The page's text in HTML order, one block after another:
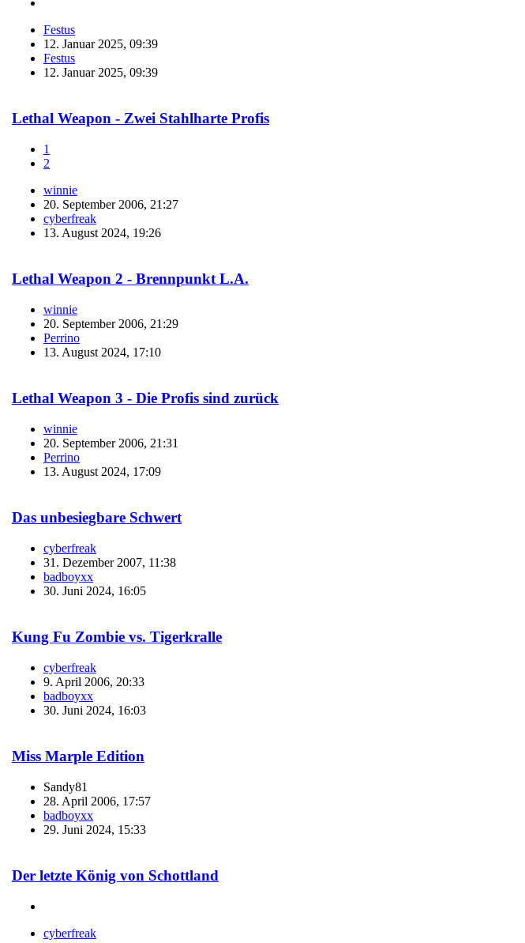
Festus
12. Januar 2025, 09:39
Festus
12. Januar 2025, 09:39
Lethal Weapon - Zwei Stahlharte Profis
1
2
winnie
20. September 2006, 21:27
cyberfreak
13. August 2024, 19:26
Lethal Weapon 2 - Brennpunkt L.A.
winnie
20. September 2006, 21:29
Perrino
13. August 2024, 17:10
Lethal Weapon 3 - Die Profis sind zurück
winnie
20. September 2006, 21:31
Perrino
13. August 2024, 17:09
Das unbesiegbare Schwert
cyberfreak
31. Dezember 2007, 11:38
badboyxx
30. Juni 2024, 16:05
Kung Fu Zombie vs. Tigerkralle
cyberfreak
9. April 2006, 20:33
badboyxx
30. Juni 2024, 16:03
Miss Marple Edition
Sandy81
28. April 2006, 17:57
badboyxx
29. Juni 2024, 15:33
Der letzte König von Schottland
cyberfreak